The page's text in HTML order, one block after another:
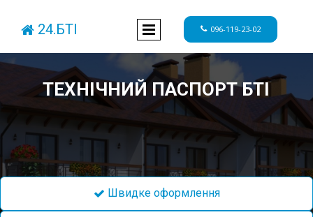
 096-119-23-02
24.БТІ
ТЕХНІЧНИЙ ПАСПОРТ БТІ
 Швидке оформлення